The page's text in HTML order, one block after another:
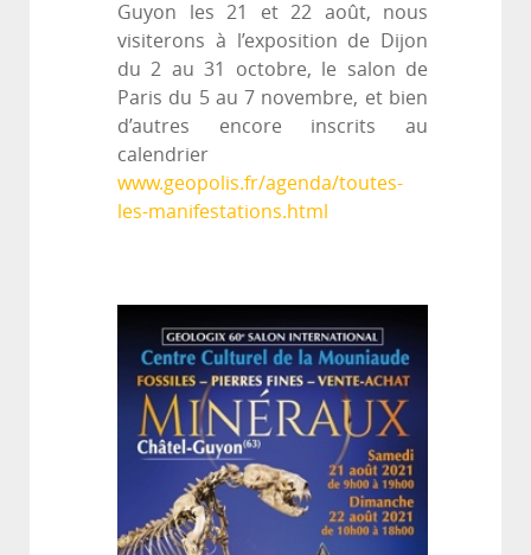
Guyon les 21 et 22 août, nous
visiterons à l’exposition de Dijon
du 2 au 31 octobre, le salon de
Paris du 5 au 7 novembre, et bien
d’autres encore inscrits au
calendrier
www.geopolis.fr/agenda/toutes-
les-manifestations.html